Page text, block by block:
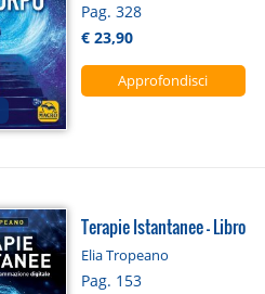
Pag. 328
€ 23,90
Approfondisci
Terapie Istantanee - Libro
Elia Tropeano
Pag. 153